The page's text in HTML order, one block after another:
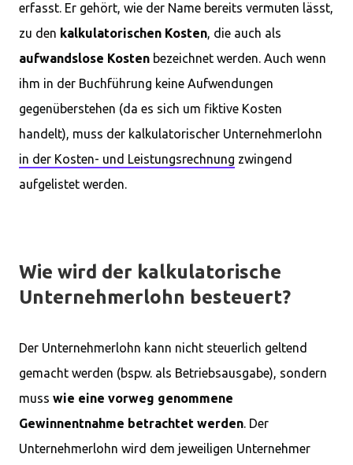
erfasst. Er gehört, wie der Name bereits vermuten lässt,
zu den kalkulatorischen Kosten, die auch als
aufwandslose Kosten bezeichnet werden. Auch wenn
ihm in der Buchführung keine Aufwendungen
gegenüberstehen (da es sich um fiktive Kosten
handelt), muss der kalkulatorischer Unternehmerlohn
in der Kosten- und Leistungsrechnung zwingend
aufgelistet werden.
Wie wird der kalkulatorische
Unternehmerlohn besteuert?
Der Unternehmerlohn kann nicht steuerlich geltend
gemacht werden (bspw. als Betriebsausgabe), sondern
muss wie eine vorweg genommene
Gewinnentnahme betrachtet werden. Der
Unternehmerlohn wird dem jeweiligen Unternehmer